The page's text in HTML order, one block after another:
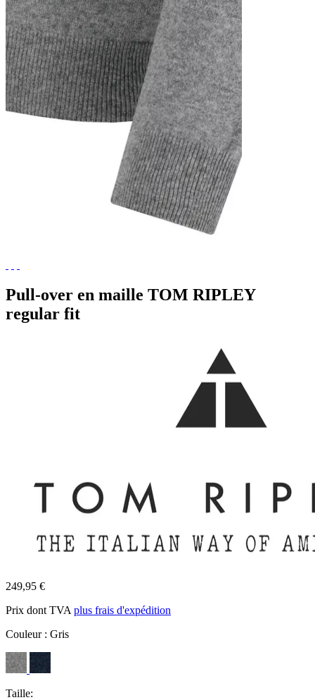
Pull-over en maille TOM RIPLEY
regular fit
249,95 €
Prix dont TVA plus frais d'expédition
Couleur : Gris
Taille: